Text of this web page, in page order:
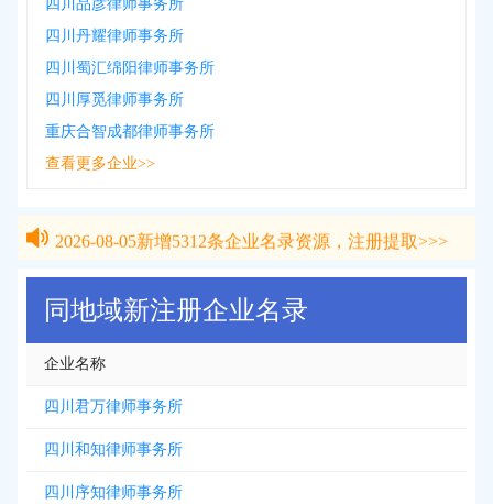
四川品彦律师事务所
四川丹耀律师事务所
四川蜀汇绵阳律师事务所
四川厚觅律师事务所
重庆合智成都律师事务所
查看更多企业>>
2026-08-05新增5312 条企业名录资源，注册提取>>>
2026-08-05新增5312条企业名录资源，注册提取>>>
同地域新注册企业名录
企业名称
四川君万律师事务所
四川和知律师事务所
四川序知律师事务所